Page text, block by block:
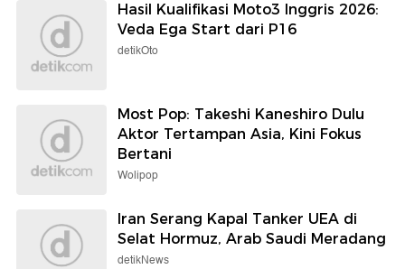
Hasil Kualifikasi Moto3 Inggris 2026:
Veda Ega Start dari P16
detikOto
Most Pop: Takeshi Kaneshiro Dulu
Aktor Tertampan Asia, Kini Fokus
Bertani
Wolipop
Iran Serang Kapal Tanker UEA di
Selat Hormuz, Arab Saudi Meradang
detikNews